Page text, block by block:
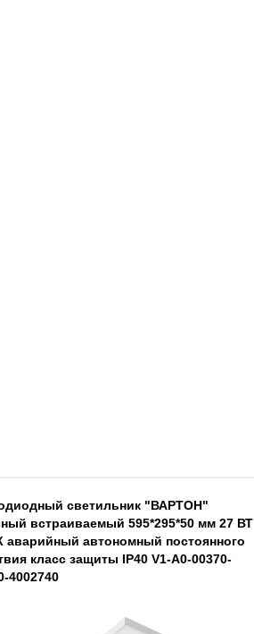
светильник "ВАРТОН"
встраиваемый 595*295*50 мм 27 ВТ
аварийный автономный постоянного
класс защиты IP40 V1-A0-00370-
4002740